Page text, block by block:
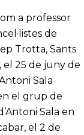
a professor
de
Trotta, Sants
el 25 de juny de
Sala
el grup de
Sala en
el 2 de